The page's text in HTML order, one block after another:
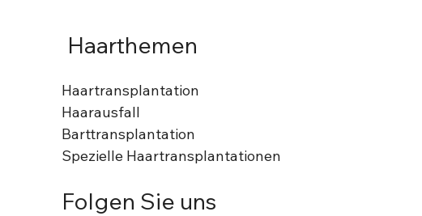
Haarthemen
Haartransplantation
Haarausfall
Barttransplantation
Spezielle Haartransplantationen
Folgen Sie uns